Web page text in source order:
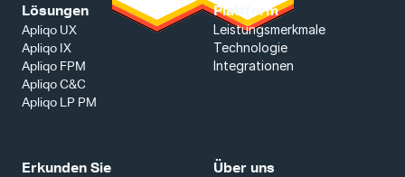
Lösungen
Apliqo UX
Apliqo IX
Apliqo FPM
Apliqo C&C
Apliqo LP PM
Plattform
Leistungsmerkmale
Technologie
Integrationen
Erkunden Sie Über uns